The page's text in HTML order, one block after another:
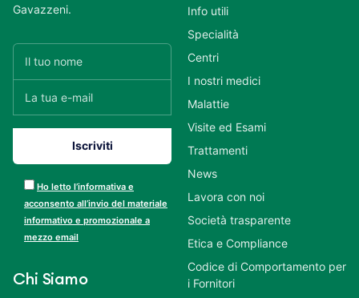
Gavazzeni.
Ho letto l’informativa e
acconsento all’invio del materiale
informativo e promozionale a
mezzo email
Chi Siamo
Info utili
Specialità
Centri
I nostri medici
Malattie
Visite ed Esami
Trattamenti
News
Lavora con noi
Società trasparente
Etica e Compliance
Codice di Comportamento per
i Fornitori